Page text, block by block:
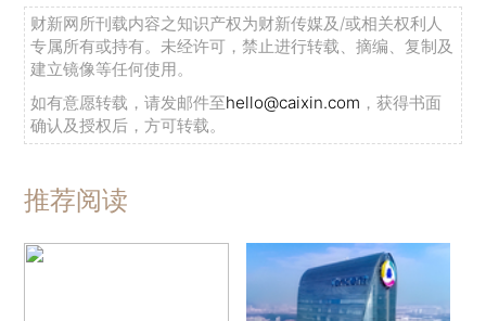
财新网所刊载内容之知识产权为财新传媒及/或相关权利人
专属所有或持有。未经许可，禁止进行转载、摘编、复制及
建立镜像等任何使用。
如有意愿转载，请发邮件至hello@caixin.com ，获得书面
确认及授权后，方可转载。
推荐阅读